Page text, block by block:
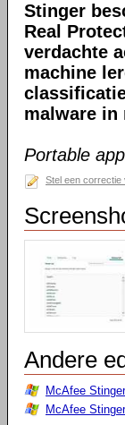
Stinger
Real
verdachte
machine
malware in
Portable
Stel een correctie
Andere
McAfee Stinger
McAfee